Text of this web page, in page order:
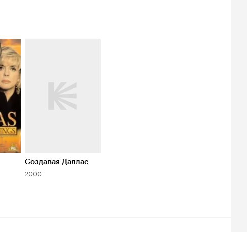
Создавая Даллас
2000